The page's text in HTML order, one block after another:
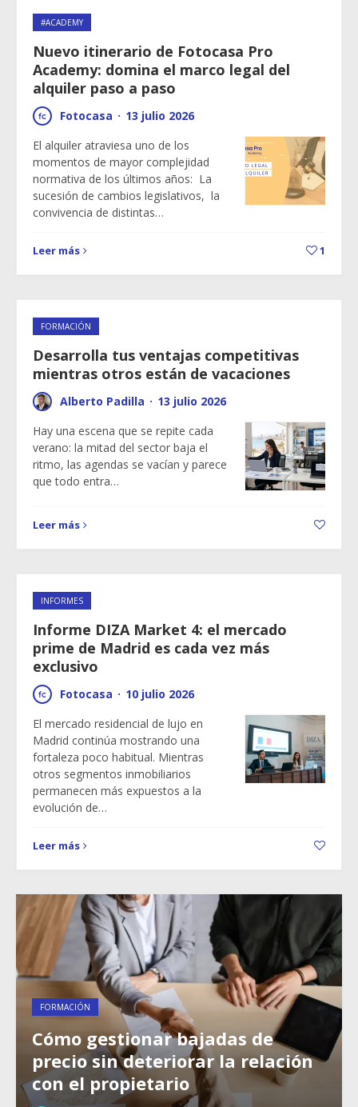
#ACADEMY
Nuevo itinerario de Fotocasa Pro
Academy: domina el marco legal del
alquiler paso a paso
Fotocasa · 13 julio 2026
El alquiler atraviesa uno de los
momentos de mayor complejidad
normativa de los últimos años: La
sucesión de cambios legislativos, la
convivencia de distintas…
Leer más 1
FORMACIÓN
Desarrolla tus ventajas competitivas
mientras otros están de vacaciones
Alberto Padilla · 13 julio 2026
Hay una escena que se repite cada
verano: la mitad del sector baja el
ritmo, las agendas se vacían y parece
que todo entra…
Leer más
INFORMES
Informe DIZA Market 4: el mercado
prime de Madrid es cada vez más
exclusivo
Fotocasa · 10 julio 2026
El mercado residencial de lujo en
Madrid continúa mostrando una
fortaleza poco habitual. Mientras
otros segmentos inmobiliarios
permanecen más expuestos a la
evolución de…
Leer más
FORMACIÓN
Cómo gestionar bajadas de
precio sin deteriorar la relación
con el propietario